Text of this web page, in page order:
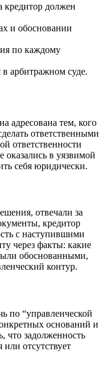
кредитор должен
и обосновании
по каждому
арбитражном суде.
адресована тем, кого
ответственными
ответственности
оказались в уязвимой
себя юридически.
отвечали за
кредитор
с наступившими
через факты: какие
обоснованными,
контур.
по “управленческой
оснований и
что задолженность
или отсутствует